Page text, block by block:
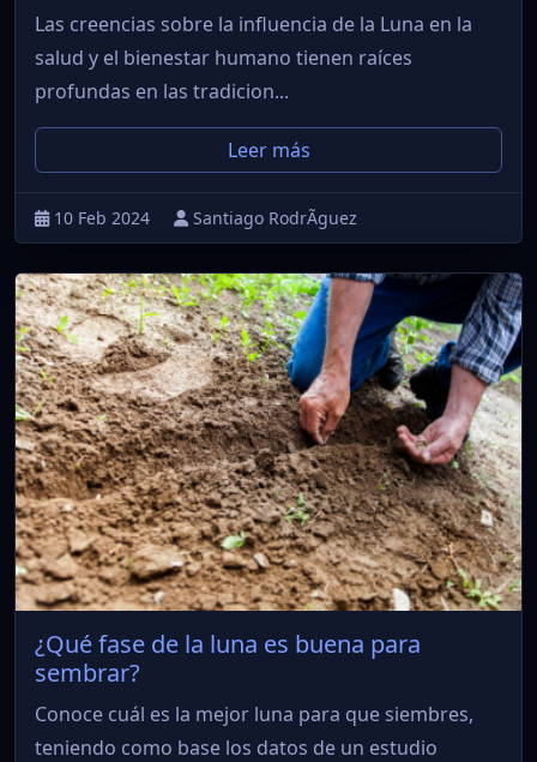
Las creencias sobre la influencia de la Luna en la
salud y el bienestar humano tienen raíces
profundas en las tradicion...
Leer más
10 Feb 2024 Santiago RodrÃ­guez
¿Qué fase de la luna es buena para
sembrar?
Conoce cuál es la mejor luna para que siembres,
teniendo como base los datos de un estudio